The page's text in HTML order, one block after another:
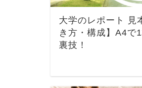
大学のレポート 見
き方・構成】A4で
裏技！